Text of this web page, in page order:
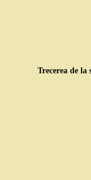
Trecerea de